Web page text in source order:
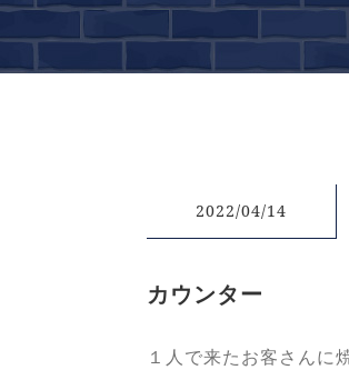
2022/04/14
カウンター
１人で来たお客さんに